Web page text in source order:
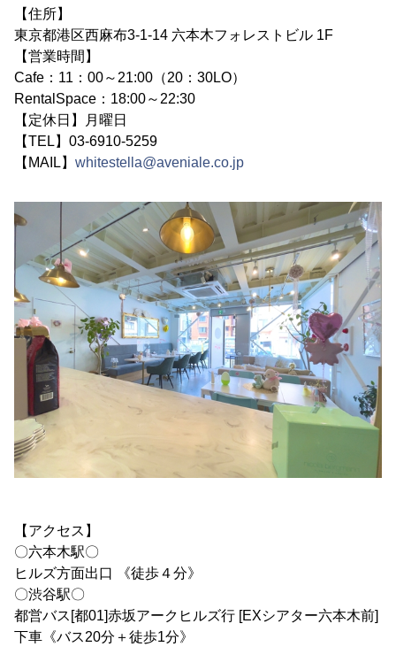
【住所】
東京都港区西麻布3-1-14 六本木フォレストビル 1F
【営業時間】
Cafe：11：00～21:00（20：30LO）
RentalSpace：18:00～22:30
【定休日】月曜日
【TEL】03-6910-5259
【MAIL】 whitestella@aveniale.co.jp
【アクセス】
〇六本木駅〇
ヒルズ方面出口 《徒歩４分》
〇渋谷駅〇
都営バス[都01]赤坂アークヒルズ行 [EXシアター六本木前]
下車《バス20分＋徒歩1分》